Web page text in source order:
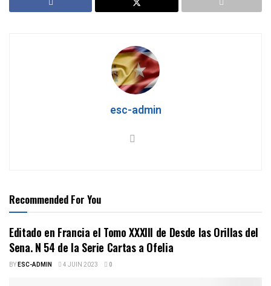
esc-admin
Recommended For You
Editado en Francia el Tomo XXXIII de Desde las Orillas del
Sena. N 54 de la Serie Cartas a Ofelia
BYESC-ADMIN 4 JUIN 2023 0